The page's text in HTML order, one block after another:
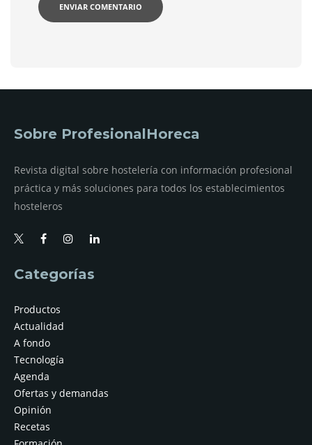
Sobre ProfesionalHoreca
Revista digital sobre hostelería con información profesional
práctica y más soluciones para todos los establecimientos
hosteleros
Categorías
Productos
Actualidad
A fondo
Tecnología
Agenda
Ofertas y demandas
Opinión
Recetas